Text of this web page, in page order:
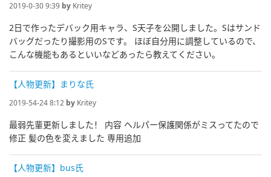
2019-0-30 9:39 by Kritey
2日で作ったデバック用キャラ、S天子を公開しました。Sはサンド
バッグだったり撮影用のSです。 ほぼ自分用に調整しているので、
こんな機能もあるといいなどあったら教えてください。
【人物更新】まりな氏
2019-54-24 8:12 by Kritey
最弱先輩更新しました！ 内容 ヘルパー保護関係がミスってたので
修正 髪の色を変えました 専用追加
【人物更新】bus氏